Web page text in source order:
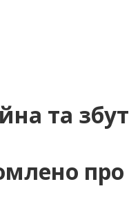
та збут
про